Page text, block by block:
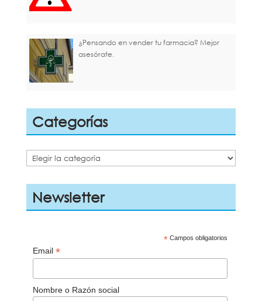
¿Pensando en vender tu farmacia? Mejor
asesórate.
Categorías
Categorías
Newsletter
* Campos obligatorios
Email *
Nombre o Razón social